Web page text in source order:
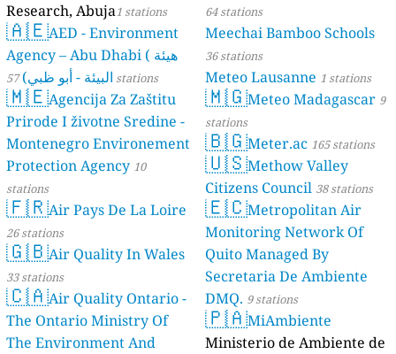
Research, Abuja1 stations
🇦🇪AED - Environment
Agency – Abu Dhabi ( هيئة
البيئة - أبو ظبي) 57 stations
🇲🇪Agencija Za Zaštitu
Prirode I životne Sredine -
Montenegro Environement
Protection Agency 10
stations
🇫🇷Air Pays De La Loire
26 stations
🇬🇧Air Quality In Wales
33 stations
🇨🇦Air Quality Ontario -
The Ontario Ministry Of
The Environment And
64 stations
Meechai Bamboo Schools
36 stations
Meteo Lausanne 1 stations
🇲🇬Meteo Madagascar 9
stations
🇧🇬Meter.ac 165 stations
🇺🇸Methow Valley
Citizens Council 38 stations
🇪🇨Metropolitan Air
Monitoring Network Of
Quito Managed By
Secretaria De Ambiente
DMQ. 9 stations
🇵🇦MiAmbiente
Ministerio de Ambiente de